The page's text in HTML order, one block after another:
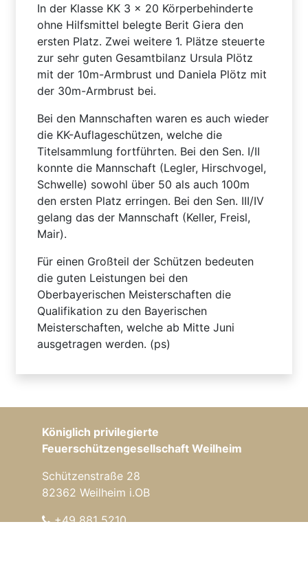
In der Klasse KK 3 x 20 Körperbehinderte
ohne Hilfsmittel belegte Berit Giera den
ersten Platz. Zwei weitere 1. Plätze steuerte
zur sehr guten Gesamtbilanz Ursula Plötz
mit der 10m-Armbrust und Daniela Plötz mit
der 30m-Armbrust bei.
Bei den Mannschaften waren es auch wieder
die KK-Auflageschützen, welche die
Titelsammlung fortführten. Bei den Sen. I/II
konnte die Mannschaft (Legler, Hirschvogel,
Schwelle) sowohl über 50 als auch 100m
den ersten Platz erringen. Bei den Sen. III/IV
gelang das der Mannschaft (Keller, Freisl,
Mair).
Für einen Großteil der Schützen bedeuten
die guten Leistungen bei den
Oberbayerischen Meisterschaften die
Qualifikation zu den Bayerischen
Meisterschaften, welche ab Mitte Juni
ausgetragen werden. (ps)
Königlich privilegierte
Feuerschützengesellschaft Weilheim
Schützenstraße 28
82362 Weilheim i.OB
+49 881 5210